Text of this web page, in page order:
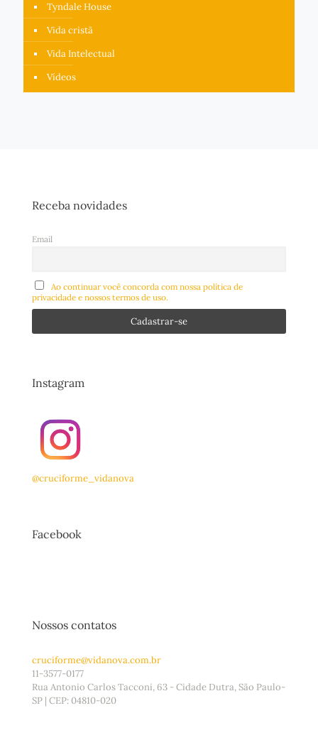
Tyndale House
Vida cristã
Vida Intelectual
Vídeos
Receba novidades
Email
Ao continuar você concorda com nossa política de
privacidade e nossos termos de uso.
Instagram
@cruciforme_vidanova
Facebook
Nossos contatos
cruciforme@vidanova.com.br
11-3577-0177
Rua Antonio Carlos Tacconi, 63 - Cidade Dutra, São Paulo-
SP | CEP: 04810-020